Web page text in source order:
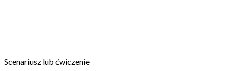
Scenariusz lub ćwiczenie